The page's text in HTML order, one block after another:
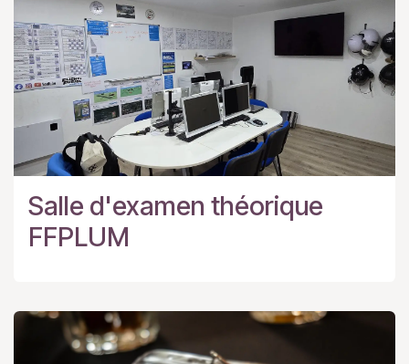
Salle d'examen théorique
FFPLUM